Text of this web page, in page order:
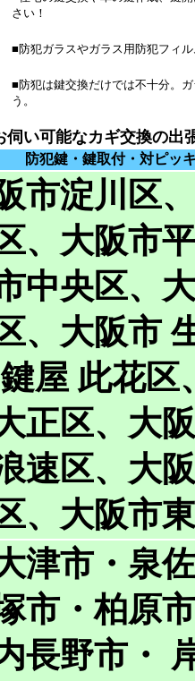
さい！
■防犯ガラスやガラス用防犯フィ
■防犯は鍵交換だけでは不十分。
う。
伺い可能なカギ交換の出
防犯鍵・鍵取付・対ピッ
市淀川区
、 大阪市
中央区、
、 大阪市
屋 此花区
正区、 大
速区、 大
、 大阪市
津市・泉
市・柏原
長野市・